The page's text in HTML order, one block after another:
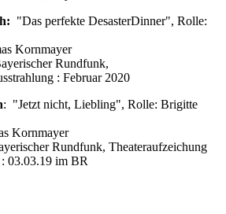
"Das perfekte DesasterDinner", Rolle:
Rundfunk,
: Februar 2020
: "Jetzt nicht, Liebling", Rolle: Brigitte
Rundfunk, Theateraufzeichung
im BR